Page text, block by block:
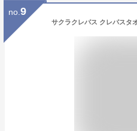
no. 9
サクラクレパス クレパスタ